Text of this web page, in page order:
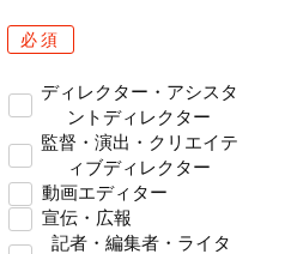
必須
ディレクター・アシスタ
ントディレクター
監督・演出・クリエイテ
ィブディレクター
動画エディター
宣伝・広報
記者・編集者・ライタ